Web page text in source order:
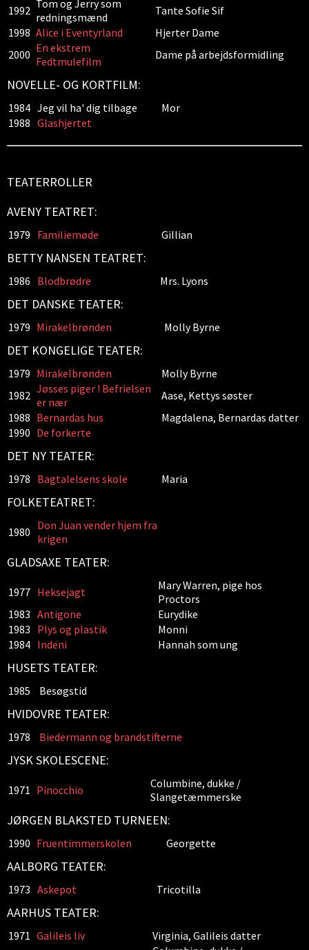
1992 Tom og Jerry som
redningsmænd
Tante Sofie Sif
1998 Alice i Eventyrland
Hjerter Dame
2000 En ekstrem
Fedtmulefilm
Dame på arbejdsformidling
NOVELLE- OG KORTFILM:
1984 Jeg vil ha' dig tilbage
Mor
1988 Glashjertet
TEATERROLLER
AVENY TEATRET:
1979 Familiemøde Gillian
BETTY NANSEN TEATRET:
1986 Blodbrødre Mrs. Lyons
DET DANSKE TEATER:
1979 Mirakelbrønden Molly Byrne
DET KONGELIGE TEATER:
1979 Mirakelbrønden
Molly Byrne
1982 Jøsses piger ! Befrielsen
er nær
Aase, Kettys søster
1988 Bernardas hus
Magdalena, Bernardas datter
1990 De forkerte
DET NY TEATER:
1978 Bagtalelsens skole Maria
FOLKETEATRET:
1980 Don Juan vender hjem fra
krigen
GLADSAXE TEATER:
1977 Heksejagt
Mary Warren, pige hos
Proctors
1983 Antigone
Eurydike
1983 Plys og plastik
Monni
1984 Indeni Hannah som ung
HUSETS TEATER:
1985 Besøgstid
HVIDOVRE TEATER:
1978 Biedermann og brandstifterne
JYSK SKOLESCENE:
1971 Pinocchio
Columbine, dukke /
Slangetæmmerske
JØRGEN BLAKSTED TURNEEN:
1990 Fruentimmerskolen Georgette
AALBORG TEATER:
1973 Askepot Tricotilla
AARHUS TEATER:
1971 Galileis liv
Virginia, Galileis datter